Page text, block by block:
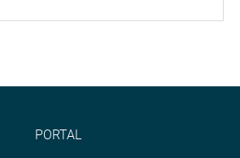
PORTAL